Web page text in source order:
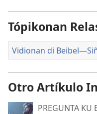
Tópikonan
Vidionan di
Otro Artíkulo
PREGUNTA KU